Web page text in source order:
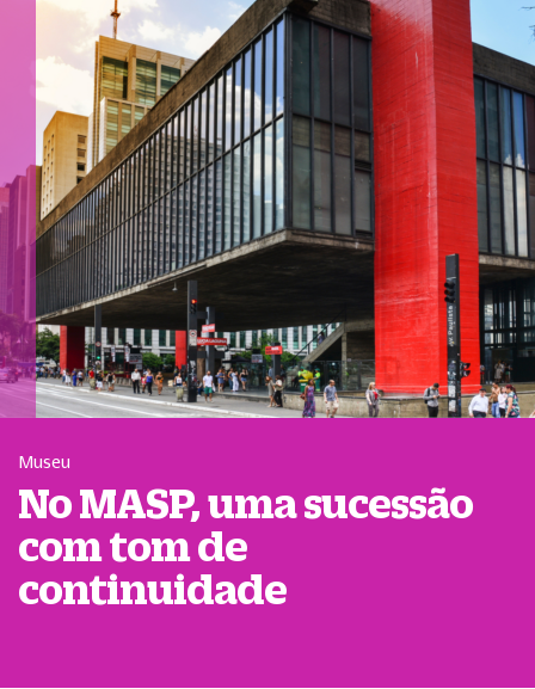
Museu
No MASP, uma sucessão
com tom de
continuidade